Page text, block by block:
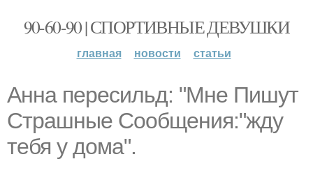
90-60-90 | СПОРТИВНЫЕ ДЕВУШКИ
главная новости статьи
Анна пересильд: "Мне Пишут
Страшные Сообщения:"жду
тебя у дома".